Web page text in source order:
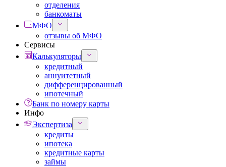
отделения
банкоматы
МФО
отзывы об МФО
Сервисы
Калькуляторы
кредитный
аннуитетный
дифференцированный
ипотечный
Банк по номеру карты
Инфо
Экспертиза
кредиты
ипотека
кредитные карты
займы